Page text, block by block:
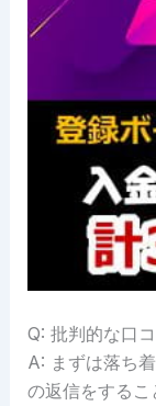
Q: 批判的な口
A: まずは落ち
の返信をする